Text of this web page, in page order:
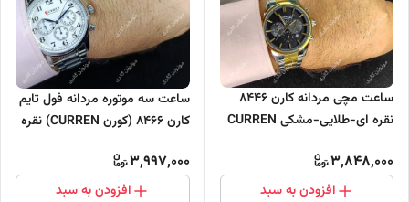
ساعت مچی مردانه کارن 8446
نقره ای-طلایی-مشکی CURREN
3,848,000
افزودن به سبد
ساعت سه موتوره مردانه فول تایم
کارن 8466 (کورن CURREN) نقره
3,997,000
افزودن به سبد